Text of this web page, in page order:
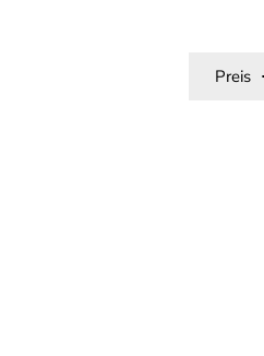
Preis